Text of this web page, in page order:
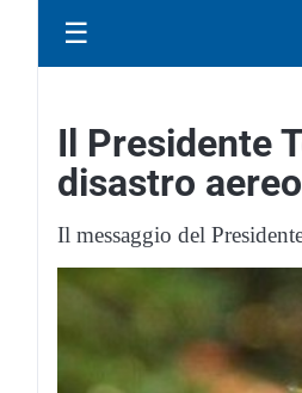
☰
Il Presidente
disastro aereo
Il messaggio del